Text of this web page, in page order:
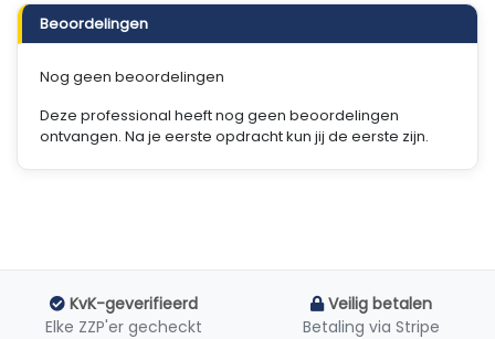
Beoordelingen
Nog geen beoordelingen
Deze professional heeft nog geen beoordelingen
ontvangen. Na je eerste opdracht kun jij de eerste zijn.
KvK-geverifieerd
Elke ZZP'er gecheckt
Veilig betalen
Betaling via Stripe